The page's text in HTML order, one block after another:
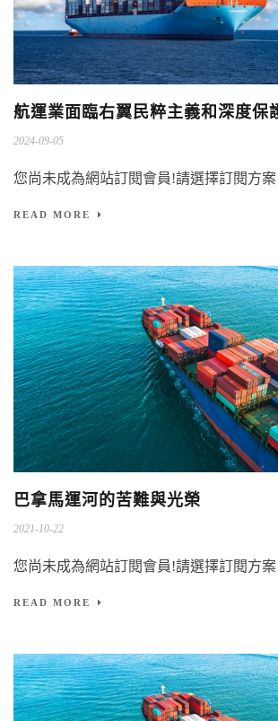
航運業面臨右翼民粹主義和深度保
2024-09-05
您尚未成為網站訂閱會員!請選擇訂閱方案
READ MORE
巴拿馬運河的苦難與光榮
2021-10-22
您尚未成為網站訂閱會員!請選擇訂閱方案
READ MORE